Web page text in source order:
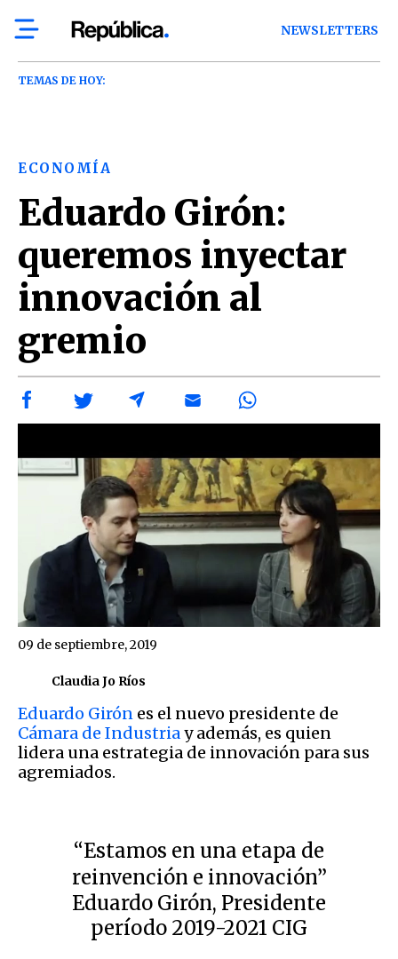
NEWSLETTERS
TEMAS DE HOY:
ECONOMÍA
Eduardo Girón:
queremos inyectar
innovación al
gremio
Claudia Jo Ríos
09 de septiembre, 2019
Eduardo Girón es el nuevo presidente de
Cámara de Industriay además, es quien
lidera una estrategia de innovación para sus
agremiados.
“Estamos en una etapa de
reinvención e innovación”
Eduardo Girón, Presidente
período 2019-2021 CIG